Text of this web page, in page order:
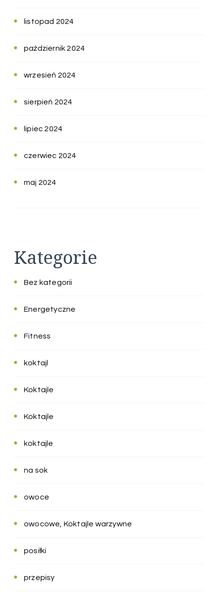
listopad 2024
październik 2024
wrzesień 2024
sierpień 2024
lipiec 2024
czerwiec 2024
maj 2024
Kategorie
Bez kategorii
Energetyczne
Fitness
koktajl
Koktajle
Koktajle
koktajle
na sok
owoce
owocowe, Koktajle warzywne
posiłki
przepisy